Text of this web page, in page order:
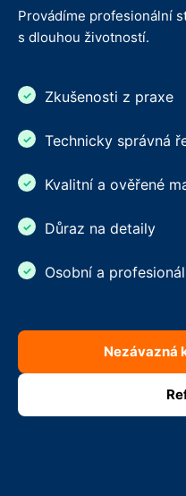
Provádíme profesionální
s dlouhou životností.
Zkušenosti z praxe
Technicky správná
Kvalitní a ověřené
Důraz na detaily
Osobní a
Nezávazná